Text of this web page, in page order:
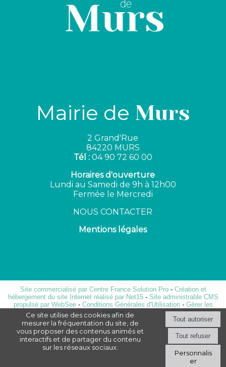
Mairie de Murs
2 Grand'Rue
84220 MURS
Tél :04 90 72 60 00
Horaires d'ouverture
Lundi au Samedi de 9h à 12h00
Fermée le Mercredi
NOUS CONTACTER
Mentions légales
Site commercialisé par Centre France Solution Pro- Création et
hébergement du site Internet réalisé par Net15- Site administrable CMS
propulsé par WebSee- Conditions Générales d'Utilisation- Gérer les
cookies
Ce site utilise des cookies afin de
mesurer la fréquentation du site, de
vous proposer des contenus animés et
interactifs et de partager du contenu
sur les réseaux sociaux.
Personnalis
er